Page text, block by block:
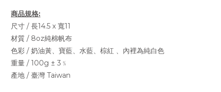
商品規格:
尺寸 / 長14.5 x 寬11
材質 / 8oz純棉帆布
色彩 / 奶油黃、寶藍、水藍、棕紅 、內裡為純白色
重量 / 100g ± 3﹪
產地 / 臺灣 Taiwan